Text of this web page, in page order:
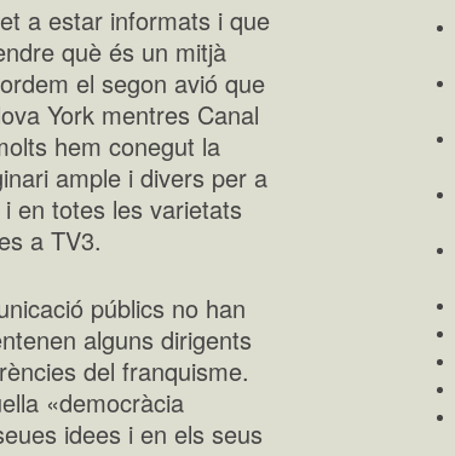
a estar informats i que
què és un mitjà
el segon avió que
York mentres Canal
hem conegut la
ample i divers per a
en totes les varietats
a TV3.
públics no han
alguns dirigents
del franquisme.
«democràcia
idees i en els seus